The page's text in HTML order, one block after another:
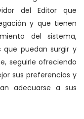
del Editor que
y que tienen
del sistema,
que puedan surgir y
seguirle ofreciendo
sus preferencias y
adecuarse a sus